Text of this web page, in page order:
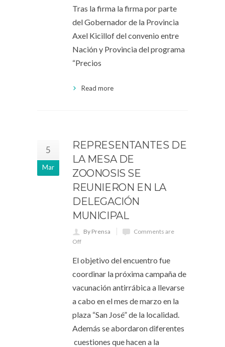
Tras la firma la firma por parte
del Gobernador de la Provincia
Axel Kicillof del convenio entre
Nación y Provincia del programa
“Precios
Read more
5
Mar
REPRESENTANTES DE
LA MESA DE
ZOONOSIS SE
REUNIERON EN LA
DELEGACIÓN
MUNICIPAL
By Prensa
Comments are
Off
El objetivo del encuentro fue
coordinar la próxima campaña de
vacunación antirrábica a llevarse
a cabo en el mes de marzo en la
plaza “San José” de la localidad.
Además se abordaron diferentes
cuestiones que hacen a la